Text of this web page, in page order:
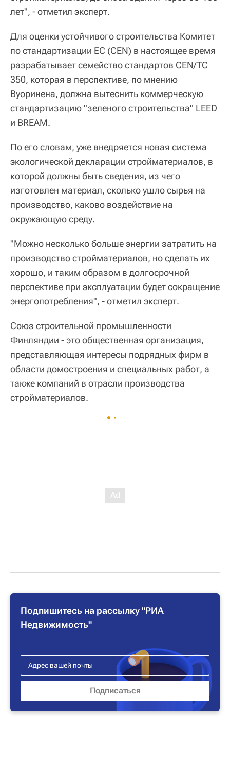
лет", - отметил эксперт.
Для оценки устойчивого строительства Комитет
по стандартизации ЕС (СEN) в настоящее время
разрабатывает семейство стандартов CEN/TC
350, которая в перспективе, по мнению
Вуоринена, должна вытеснить коммерческую
стандартизацию "зеленого строительства" LEED
и BREAM.
По его словам, уже внедряется новая система
экологической декларации стройматериалов, в
которой должны быть сведения, из чего
изготовлен материал, сколько ушло сырья на
производство, каково воздействие на
окружающую среду.
"Можно несколько больше энергии затратить на
производство стройматериалов, но сделать их
хорошо, и таким образом в долгосрочной
перспективе при эксплуатации будет сокращение
энергопотребления", - отметил эксперт.
Союз строительной промышленности
Финляндии - это общественная организация,
представляющая интересы подрядных фирм в
области домостроения и специальных работ, а
также компаний в отрасли производства
стройматериалов.
Подпишитесь на рассылку "РИА
Недвижимость"